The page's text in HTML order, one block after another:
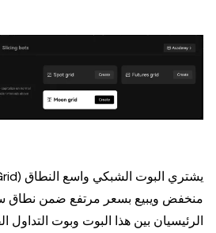
منخفض ويبيع بسعر مرتفع ضمن نطاق
الرئيسيان بين هذا البوت وبوت التداول